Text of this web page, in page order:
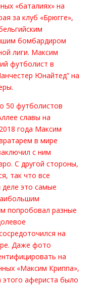
«баталиях» на
за клуб «Брюгге»,
бомбардиром
лиги. Максим
футболист в
Юнайтед” на
50 футболистов
славы на
года Максим
в мире
с ним
С другой стороны,
так что все
это самые
попробовал разные
на
Даже фото
на
«Максим Криппа»,
этого афериста было